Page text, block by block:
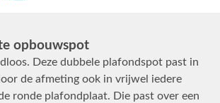
opbouwspot
Deze dubbele plafondspot past in
de afmeting ook in vrijwel iedere
ronde plafondplaat. Die past over een